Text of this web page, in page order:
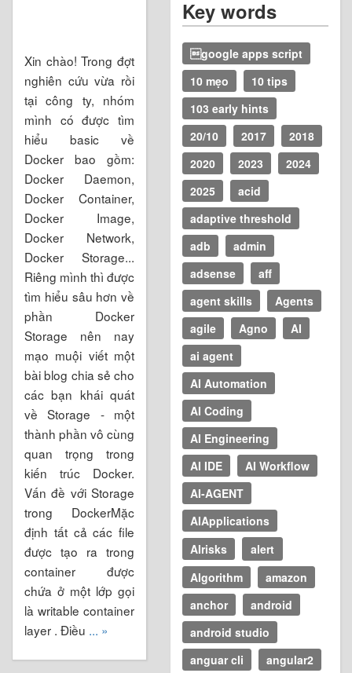
Xin chào! Trong đợt
nghiên cứu vừa rồi
tại công ty, nhóm
mình có được tìm
hiểu basic về
Docker bao gồm:
Docker Daemon,
Docker Container,
Docker Image,
Docker Network,
Docker Storage...
Riêng mình thì được
tìm hiểu sâu hơn về
phần Docker
Storage nên nay
mạo muội viết một
bài blog chia sẻ cho
các bạn khái quát
về Storage - một
thành phần vô cùng
quan trọng trong
kiến trúc Docker.
Vấn đề với Storage
trong DockerMặc
định tất cả các file
được tạo ra trong
container được
chứa ở một lớp gọi
là writable container
layer . Điều ... »
Key words
google apps script
10 mẹo
10 tips
103 early hints
20/10
2017
2018
2020
2023
2024
2025
acid
adaptive threshold
adb
admin
adsense
aff
agent skills
Agents
agile
Agno
AI
ai agent
AI Automation
AI Coding
AI Engineering
AI IDE
AI Workflow
AI-AGENT
AIApplications
AIrisks
alert
Algorithm
amazon
anchor
android
android studio
anguar cli
angular2